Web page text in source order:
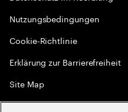
Nutzungsbedingungen
Cookie-Richtlinie
Erklärung zur Barrierefreiheit
Site Map
Globale Meritokratie